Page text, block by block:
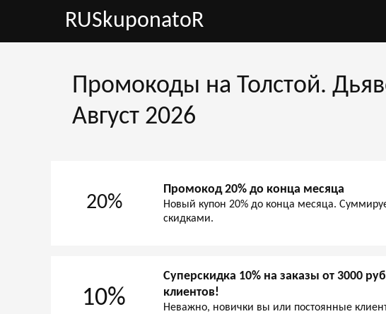
RUSkuponatoR
Промокоды на Толстой.
Август 2026
20%
Промокод 20% до конца месяца
Новый купон 20% до конца месяца.
скидками.
10%
Суперскидка 10% на заказы от 3000
клиентов!
Неважно, новички вы или постоянные